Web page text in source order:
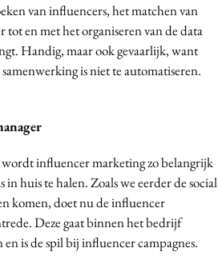
van influencers, het matchen van
en met het organiseren van de data
Handig, maar ook gevaarlijk, want
is niet te automatiseren.
influencer marketing zo belangrijk
huis te halen. Zoals we eerder de social
komen, doet nu de influencer
Deze gaat binnen het bedrijf
is de spil bij influencer campagnes.